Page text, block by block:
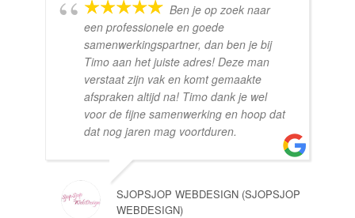
Ben je op zoek naar
een professionele en goede
samenwerkingspartner, dan ben je bij
Timo aan het juiste adres! Deze man
verstaat zijn vak en komt gemaakte
afspraken altijd na! Timo dank je wel
voor de fijne samenwerking en hoop dat
dat nog jaren mag voortduren.
SJOPSJOP WEBDESIGN (SJOPSJOP
WEBDESIGN)